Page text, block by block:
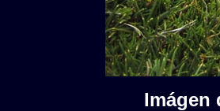
Imágen